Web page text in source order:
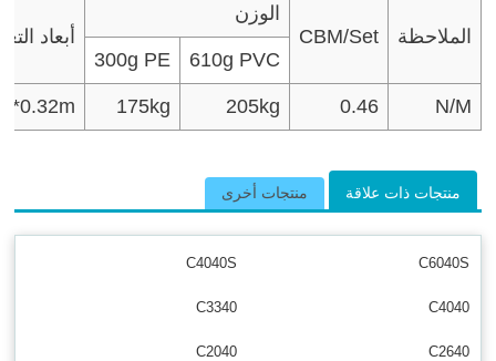
أبعاد
الوزن
CBM/Set
الملاحظة
300g PE
610g PVC
175kg 205kg 0.46 N/M
منتجات ذات علاقة منتجات أخرى
C6040S
C4040S
C4040
C3340
C2640
C2040